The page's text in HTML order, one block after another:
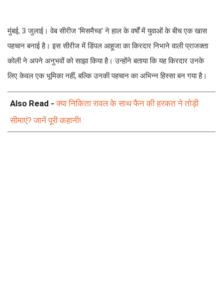
मुंबई, 3 जुलाई। वेब सीरीज 'मिसमैच्ड' ने हाल के वर्षों में युवाओं के बीच एक खास
पहचान बनाई है। इस सीरीज में डिंपल आहूजा का किरदार निभाने वाली प्राजक्ता
कोली ने अपने अनुभवों को साझा किया है। उन्होंने बताया कि यह किरदार उनके
लिए केवल एक भूमिका नहीं, बल्कि उनकी पहचान का अभिन्न हिस्सा बन गया है।
Also Read -क्या निकिता रावल के साथ फैन की हरकत ने तोड़ी
सीमाएं? जानें पूरी कहानी!